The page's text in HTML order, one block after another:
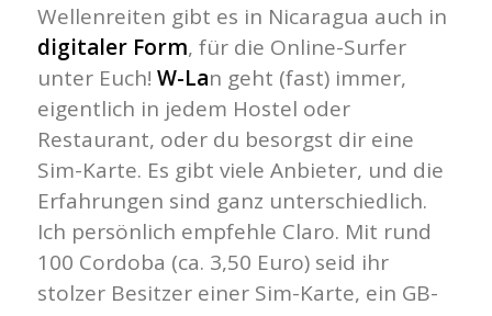
Wellenreiten gibt es in Nicaragua auch in
digitaler Form, für die Online-Surfer
unter Euch! W-Lan geht (fast) immer,
eigentlich in jedem Hostel oder
Restaurant, oder du besorgst dir eine
Sim-Karte. Es gibt viele Anbieter, und die
Erfahrungen sind ganz unterschiedlich.
Ich persönlich empfehle Claro. Mit rund
100 Cordoba (ca. 3,50 Euro) seid ihr
stolzer Besitzer einer Sim-Karte, ein GB-